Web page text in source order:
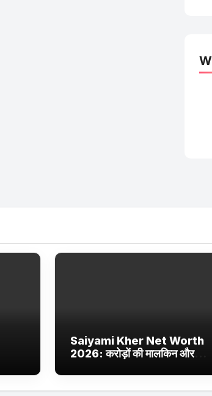
Saiyami Kher Net Worth
2026: करोड़ों की मालकिन और
ट्रेंडिंग में